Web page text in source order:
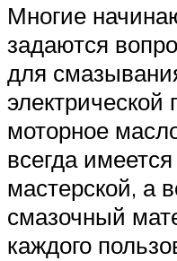
Многие
задаются
для
моторное
всегда
мастерской, а
смазочный
каждого